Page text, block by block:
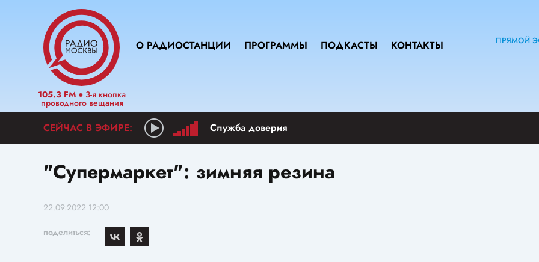
105.3 FM ● 3-я кнопка
проводного вещания
О РАДИОСТАНЦИИ ПРОГРАММЫ ПОДКАСТЫ КОНТАКТЫ ПРЯМОЙ
Служба доверия
"Супермаркет": зимняя резина
22.09.2022 12:00
поделиться: